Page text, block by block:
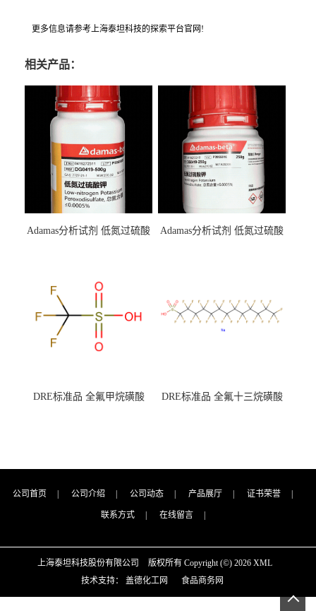
更多信息请参考上海泰坦科技的探索平台官网!
相关产品：
Adamas分析试剂 低氮过硫酸
（泰坦现货供应）
Adamas分析试剂 低氮过硫酸
DRE标准品 全氟甲烷磺酸
DRE标准品 全氟十三烷磺酸
公司首页 公司介绍 公司动态 产品展厅 证书荣誉
联系方式 在线留言
上海泰坦科技股份有限公司 版权所有 Copyright (©) 2026 XML
技术支持： 盖德化工网 食品商务网